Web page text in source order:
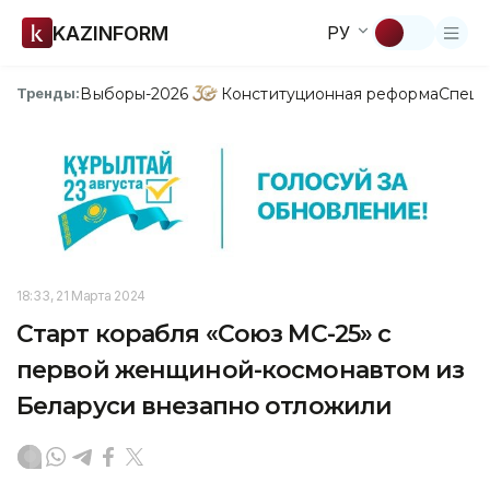
KAZINFORM РУ
Тренды:Выборы-2026 Конституционная реформа
18:33, 21 Марта 2024
Старт корабля «Союз МС-25» с
первой женщиной-космонавтом из
Беларуси внезапно отложили